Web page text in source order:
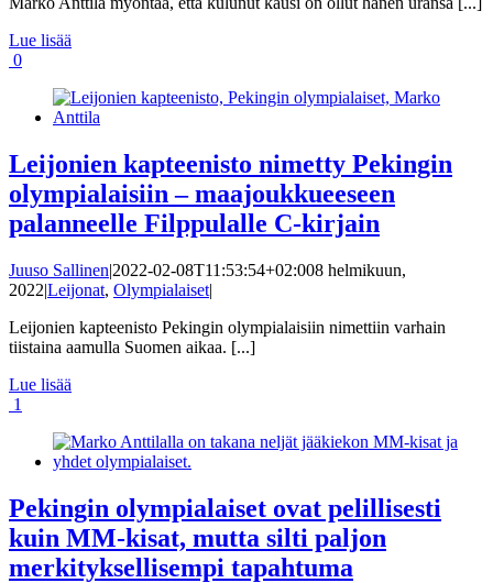
Lue lisää
0
Leijonien kapteenisto nimetty Pekingin
olympialaisiin – maajoukkueeseen
palanneelle Filppulalle C-kirjain
Juuso Sallinen|2022-02-08T11:53:54+02:008 helmikuun,
2022|Leijonat, Olympialaiset|
Leijonien kapteenisto Pekingin olympialaisiin nimettiin varhain
tiistaina aamulla Suomen aikaa. [...]
Lue lisää
1
Pekingin olympialaiset ovat pelillisesti
kuin MM-kisat, mutta silti paljon
merkityksellisempi tapahtuma